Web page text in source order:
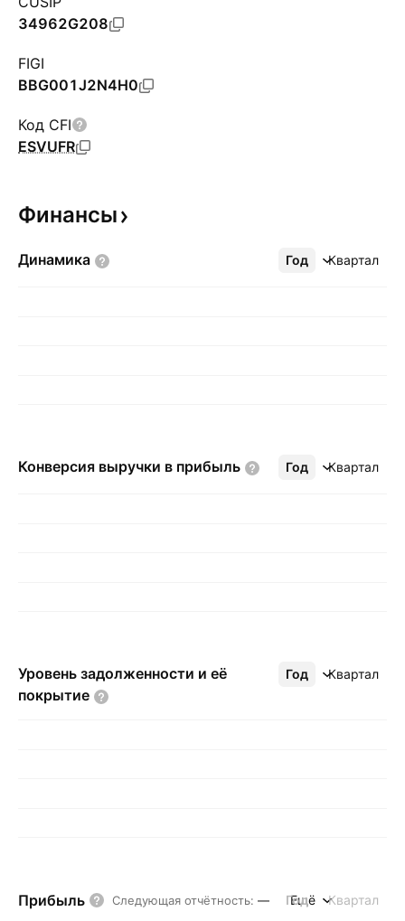
34962G208
FIGI
BBG001J2N4H0
Код CFI
ESVUFR
Финансы
Динамика Год Квартал
Ещё
Конверсия выручки в прибыль Год Квартал
Ещё
Уровень задолженности и её
покрытие
Год Квартал
Ещё
Прибыль Следующая отчётность: — Год Квартал
Ещё